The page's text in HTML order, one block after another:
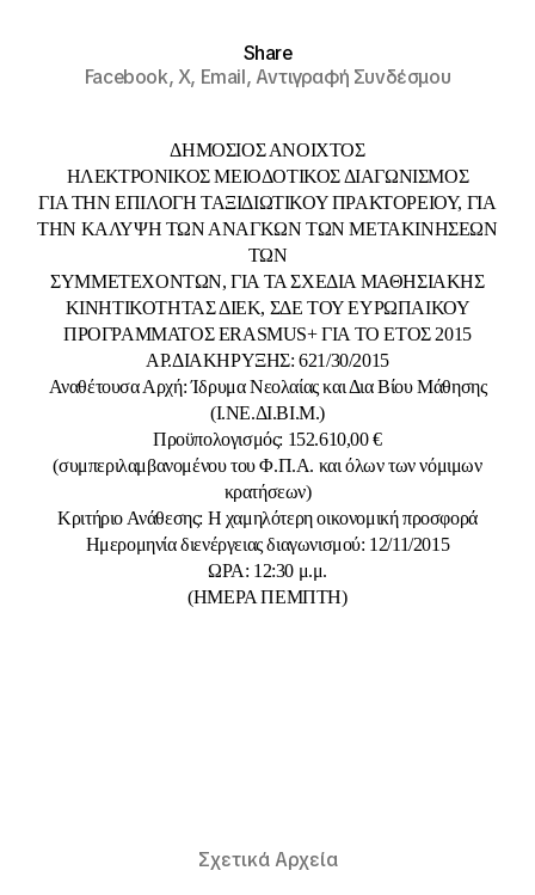
Share
Facebook,X, Email,Αντιγραφή Συνδέσμου
ΔΗΜΟΣΙΟΣ ΑΝΟΙΧΤΟΣ
ΗΛΕΚΤΡΟΝΙΚΟΣ ΜΕΙΟΔΟΤΙΚΟΣ ΔΙΑΓΩΝΙΣΜΟΣ
ΓΙΑ ΤΗΝ ΕΠΙΛΟΓΗ ΤΑΞΙΔΙΩΤΙΚΟΥ ΠΡΑΚΤΟΡΕΙΟΥ, ΓΙΑ
ΤΗΝ ΚΑΛΥΨΗ ΤΩΝ ΑΝΑΓΚΩΝ ΤΩΝ ΜΕΤΑΚΙΝΗΣΕΩΝ
ΤΩΝ
ΣΥΜΜΕΤΕΧΟΝΤΩΝ, ΓΙΑ ΤΑ ΣΧΕΔΙΑ ΜΑΘΗΣΙΑΚΗΣ
ΚΙΝΗΤΙΚΟΤΗΤΑΣ ΔΙΕΚ, ΣΔΕ ΤΟΥ ΕΥΡΩΠΑΙΚΟΥ
ΠΡΟΓΡΑΜΜΑΤΟΣ ERASMUS+ ΓΙΑ ΤΟ ΕΤΟΣ 2015
ΑΡ.ΔΙΑΚΗΡΥΞΗΣ: 621/30/2015
Αναθέτουσα Αρχή: Ίδρυμα Νεολαίας και Δια Βίου Μάθησης
(Ι.ΝΕ.ΔΙ.ΒΙ.Μ.)
Προϋπολογισμός: 152.610,00 €
(συμπεριλαμβανομένου του Φ.Π.Α. και όλων των νόμιμων
κρατήσεων)
Κριτήριο Ανάθεσης: Η χαμηλότερη οικονομική προσφορά
Ημερομηνία διενέργειας διαγωνισμού: 12/11/2015
ΩΡΑ: 12:30 μ.μ.
(ΗΜΕΡΑ ΠΕΜΠΤΗ)
Σχετικά Αρχεία